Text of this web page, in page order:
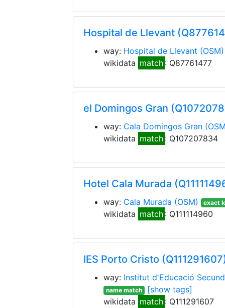
Hospital de Llevant
way: Hospital de Llevant (OSM)
wikidata match : Q87761477
el Domingos Gran
way: Cala Domingos Gran
wikidata match : Q107207834
Hotel Cala Murada
way: Cala Murada (OSM) exact
wikidata match : Q111114960
IES Porto Cristo
way: Institut d'Educació
name match
[show tags]
wikidata match : Q111291607